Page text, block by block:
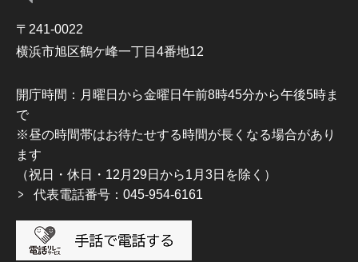
〒241-0022
横浜市旭区鶴ケ峰一丁目4番地12
開庁時間：月曜日から金曜日午前8時45分から午後5時ま
で
※昼の時間帯はお待たせする時間が長くなる場合があり
ます
（祝日・休日・12月29日から1月3日を除く）
代表電話番号：045-954-6161